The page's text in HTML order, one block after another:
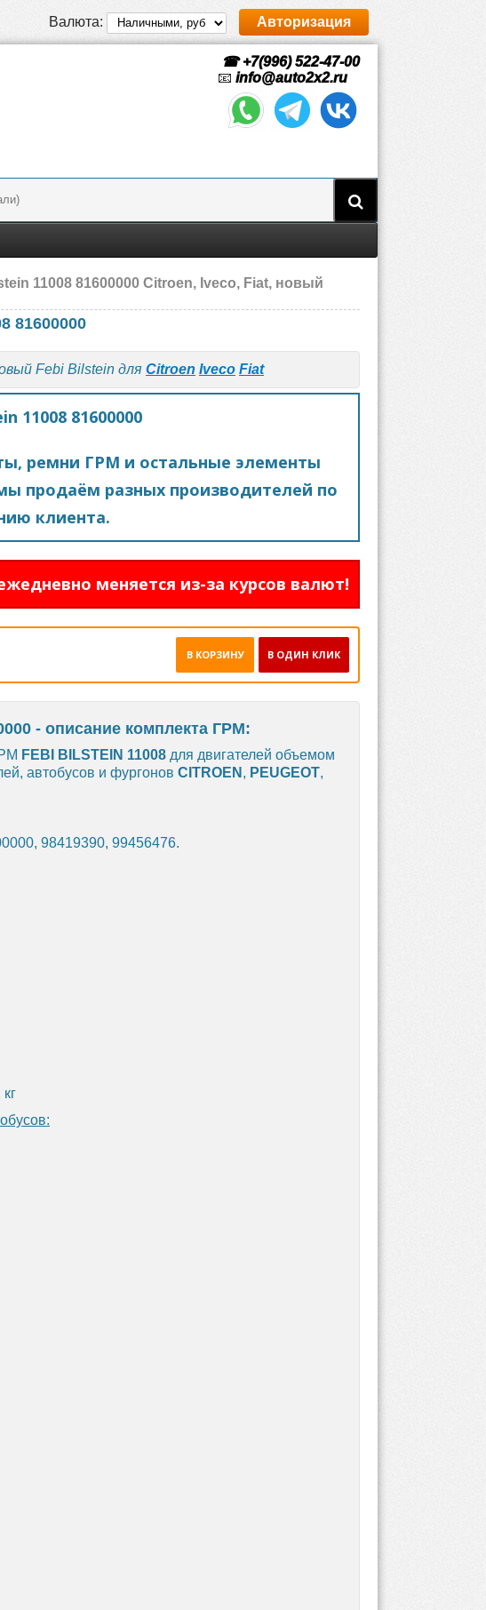
Валюта: Авторизация
☎ +7(996) 522-47-00
📧 info@auto2x2.ru
11008 81600000 Citroen, Iveco, Fiat, новый
81600000
Febi Bilstein для Citroen Iveco Fiat
11008 81600000
ремни ГРМ и остальные элементы
продаём разных производителей по
клиента.
меняется из-за курсов валют!
В ОДИН КЛИК
В КОРЗИНУ
- описание комплекта ГРМ:
FEBI BILSTEIN 11008 для двигателей объемом
автобусов и фургонов CITROEN , PEUGEOT,
98419390, 99456476.